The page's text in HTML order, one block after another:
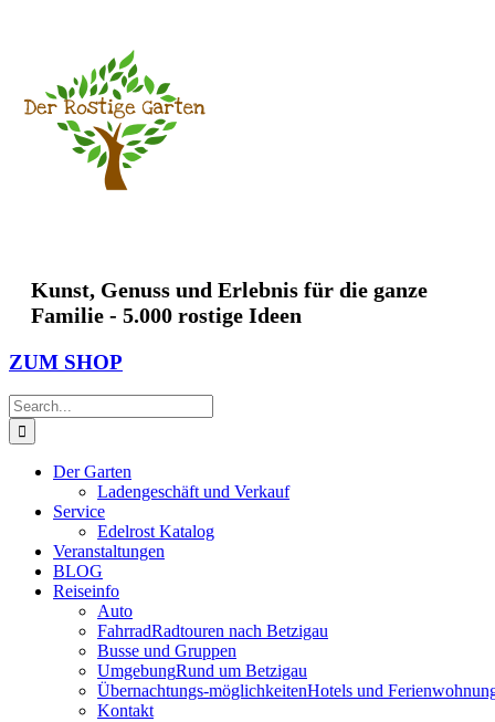
Kunst, Genuss und Erlebnis für die ganze
Familie - 5.000 rostige Ideen
ZUM SHOP
Search
for:
Der Garten
Ladengeschäft und Verkauf
Service
Edelrost Katalog
Veranstaltungen
BLOG
Reiseinfo
Auto
FahrradRadtouren nach Betzigau
Busse und Gruppen
UmgebungRund um Betzigau
Übernachtungs-möglichkeitenHotels und
Kontakt